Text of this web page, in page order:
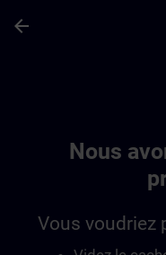
arrow_back
Nous
Vous voudriez